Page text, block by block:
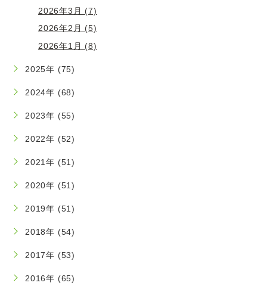
2026年3月 (7)
2026年2月 (5)
2026年1月 (8)
2025年 (75)
2024年 (68)
2023年 (55)
2022年 (52)
2021年 (51)
2020年 (51)
2019年 (51)
2018年 (54)
2017年 (53)
2016年 (65)